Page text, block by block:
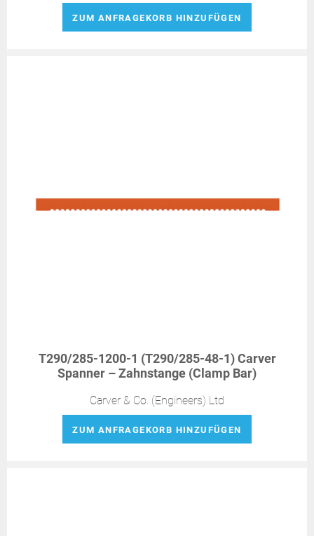
ZUM ANFRAGEKORB HINZUFÜGEN
T290/285-1200-1 (T290/285-48-1) Carver
Spanner – Zahnstange (Clamp Bar)
Carver & Co. (Engineers) Ltd
ZUM ANFRAGEKORB HINZUFÜGEN